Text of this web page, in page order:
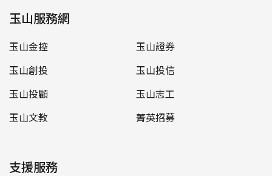
玉山服務網
玉山金控
玉山證券
玉山創投
玉山投信
玉山投顧
玉山志工
玉山文教
菁英招募
支援服務